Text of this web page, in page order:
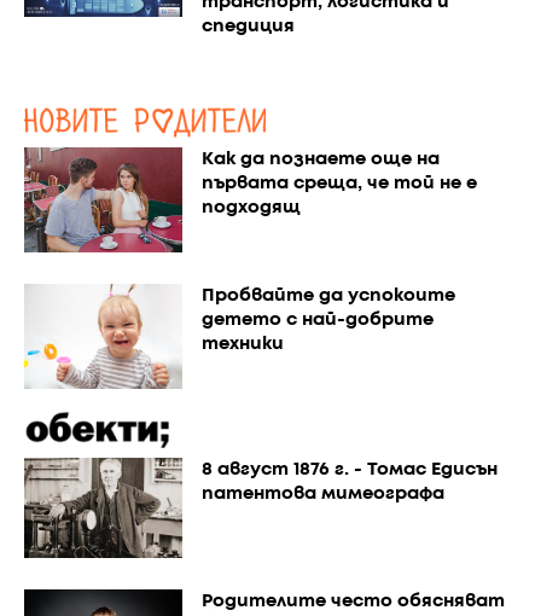
спедиция
Как да познаете още на
първата среща, че той не е
подходящ
Пробвайте да успокоите
детето с най-добрите
техники
8 август 1876 г. - Томас Едисън
патентова мимеографа
Родителите често обясняват